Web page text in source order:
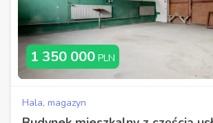
1 350 000 PLN
Hala, magazyn